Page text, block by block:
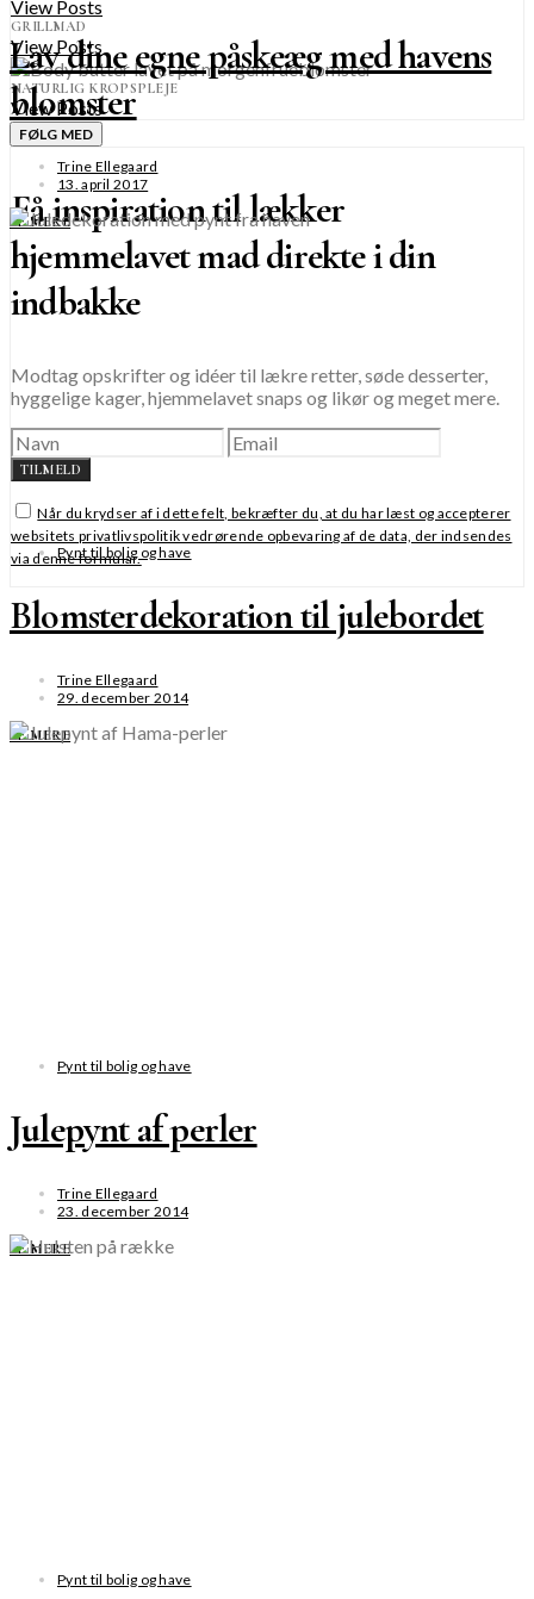
View Posts
GRILLMAD
View Posts
NATURLIG KROPSPLEJE
View Posts
FØLG MED
Få inspiration til lækker
hjemmelavet mad direkte i din
indbakke
Modtag opskrifter og idéer til lækre retter, søde desserter,
hyggelige kager, hjemmelavet snaps og likør og meget mere.
TILMELD
Når du krydser af i dette felt, bekræfter du, at du har læst og accepterer
websitets privatlivspolitik vedrørende opbevaring af de data, der indsendes
via denne formular.
Lav dine egne påskeæg med havens
blomster
Trine Ellegaard
13. april 2017
SE MERE
Pynt til bolig og have
Blomsterdekoration til julebordet
Trine Ellegaard
29. december 2014
SE MERE
Pynt til bolig og have
Julepynt af perler
Trine Ellegaard
23. december 2014
SE MERE
Pynt til bolig og have